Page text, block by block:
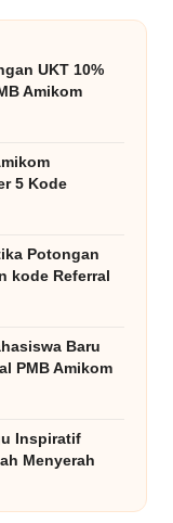
UKT 10%
Amikom
5 Kode
Potongan
kode Referral
Baru
PMB Amikom
Inspiratif
Menyerah